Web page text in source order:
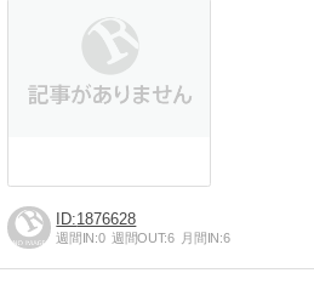
1876628
週間IN:0 週間OUT:6 月間IN:6